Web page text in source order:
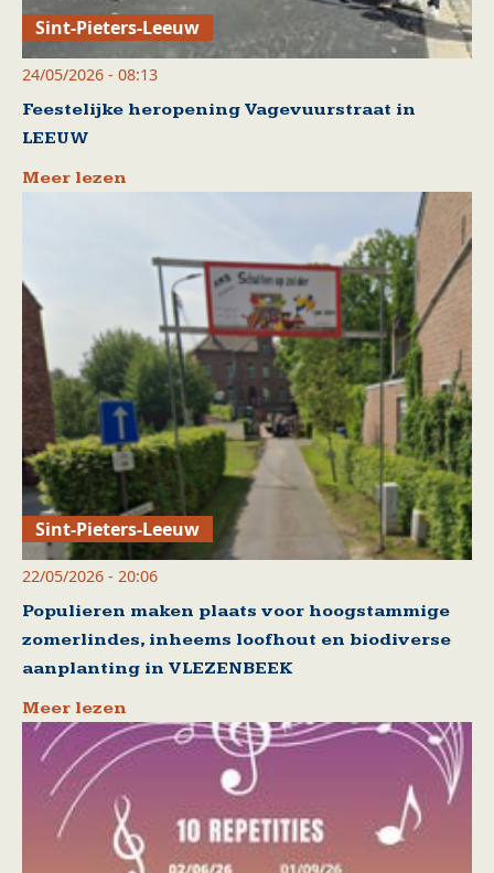
Sint-Pieters-Leeuw
24/05/2026 - 08:13
Feestelijke heropening Vagevuurstraat in
LEEUW
Meer lezen
Sint-Pieters-Leeuw
22/05/2026 - 20:06
Populieren maken plaats voor hoogstammige
zomerlindes, inheems loofhout en biodiverse
aanplanting in VLEZENBEEK
Meer lezen